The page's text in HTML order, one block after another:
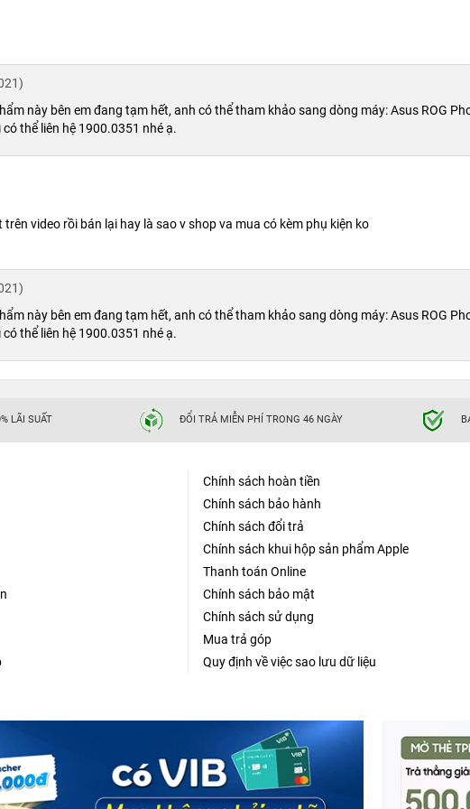
này bên em đang tạm hết, anh có thể tham khảo sang dòng máy: Asus ROG
thể liên hệ 1900.0351 nhé ạ.
video rồi bán lại hay là sao v shop va mua có kèm phụ kiện ko
này bên em đang tạm hết, anh có thể tham khảo sang dòng máy: Asus ROG
thể liên hệ 1900.0351 nhé ạ.
LÃI SUẤT ĐỔI TRẢ MIỄN PHÍ TRONG 46 NGÀY
Chính sách hoàn tiền
Chính sách bảo hành
Chính sách đổi trả
Chính sách khui hộp sản phẩm Apple
Thanh toán Online
Chính sách bảo mật
Chính sách sử dụng
Mua trả góp
Quy định về việc sao lưu dữ liệu